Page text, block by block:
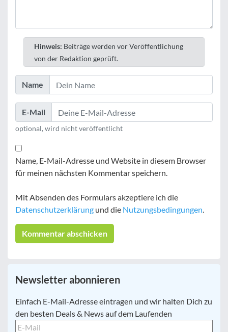
Hinweis: Beiträge werden vor Veröffentlichung
von der Redaktion geprüft.
Name
E-Mail
optional, wird nicht veröffentlicht
Name, E-Mail-Adresse und Website in diesem Browser
für meinen nächsten Kommentar speichern.
Mit Absenden des Formulars akzeptiere ich die
Datenschutzerklärung und die Nutzungsbedingungen.
Newsletter abonnieren
E-
Mail *
Einfach E-Mail-Adresse eintragen und wir halten Dich zu
den besten Deals & News auf dem Laufenden